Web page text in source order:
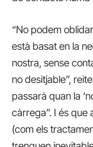
“No podem
està basat en la
nostra, sense
no desitjable”,
passarà quan la
càrrega”. I és que
(com els